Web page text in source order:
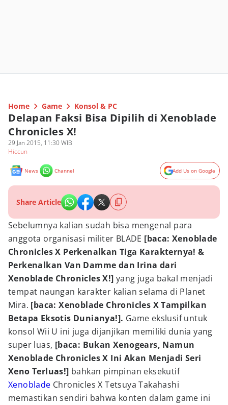
Home Game Konsol & PC
Delapan Faksi Bisa Dipilih di Xenoblade
Chronicles X!
29 Jan 2015, 11:30 WIB
Hiccun
News Channel Add Us on Google
Share Article
Sebelumnya kalian sudah bisa mengenal para
anggota organisasi militer BLADE [baca: Xenoblade
Chronicles X Perkenalkan Tiga Karakternya! &
Perkenalkan Van Damme dan Irina dari
Xenoblade Chronicles X!] yang juga bakal menjadi
tempat naungan karakter kalian selama di Planet
Mira. [baca: Xenoblade Chronicles X Tampilkan
Betapa Eksotis Dunianya!]. Game ekslusif untuk
konsol Wii U ini juga dijanjikan memiliki dunia yang
super luas, [baca: Bukan Xenogears, Namun
Xenoblade Chronicles X Ini Akan Menjadi Seri
Xeno Terluas!] bahkan pimpinan eksekutif
Xenoblade Chronicles X Tetsuya Takahashi
memastikan sendiri bahwa konten dalam game ini